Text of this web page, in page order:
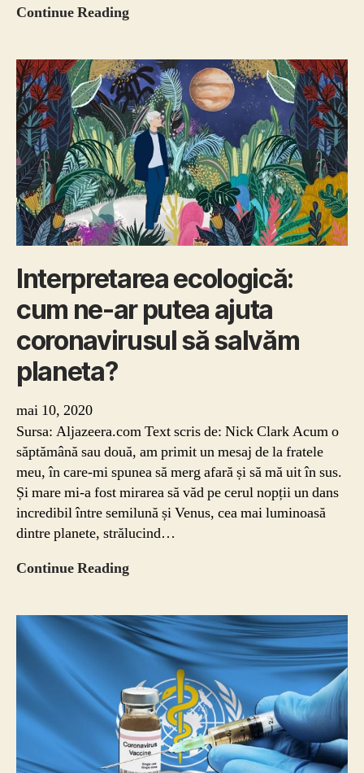
Continue ReadingUE
privirea
spre
o
recuperare
verde
după
coronavirus
Interpretarea ecologică:
cum ne-ar putea ajuta
coronavirusul să salvăm
planeta?
mai 10, 2020
Sursa: Aljazeera.com Text scris de: Nick Clark Acum o
săptămână sau două, am primit un mesaj de la fratele
meu, în care-mi spunea să merg afară și să mă uit în sus.
Și mare mi-a fost mirarea să văd pe cerul nopții un dans
incredibil între semilună și Venus, cea mai luminoasă
dintre planete, strălucind…
Continue ReadingInterpretarea
ne-
ar
ajuta
coronavirusul
să
salvăm